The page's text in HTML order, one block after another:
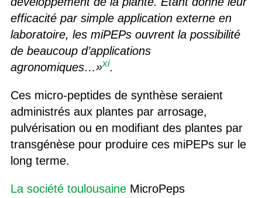
efficacité par simple application externe en
laboratoire, les miPEPs ouvrent la possibilité
de beaucoup d’applications
agronomiques…»xi.
Ces micro-peptides de synthèse seraient
administrés aux plantes par arrosage,
pulvérisation ou en modifiant des plantes par
transgénèse pour produire ces miPEPs sur le
long terme.
La société toulousaineMicroPeps